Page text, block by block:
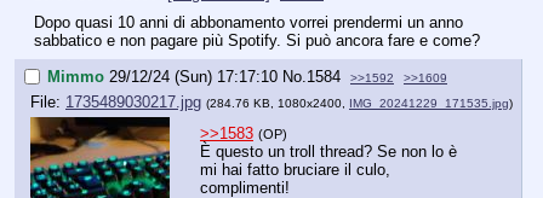
Dopo quasi 10 anni di abbonamento vorrei prendermi un anno
sabbatico e non pagare più Spotify. Si può ancora fare e come?
Mimmo 29/12/24 (Sun) 17:17:10 No. 1584 >>1592 >>1609
File: 1735489030217.jpg (284.76 KB, 1080x2400, IMG_20241229_171535.jpg)
>>1583 (OP)
È questo un troll thread? Se non lo è
mi hai fatto bruciare il culo,
complimenti!